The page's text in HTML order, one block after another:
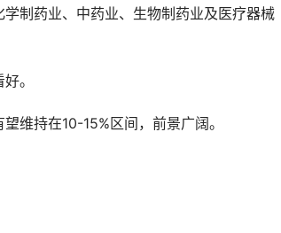
制药业、中药业、生物制药业及医疗器械
。
维持在10-15%区间，前景广阔。